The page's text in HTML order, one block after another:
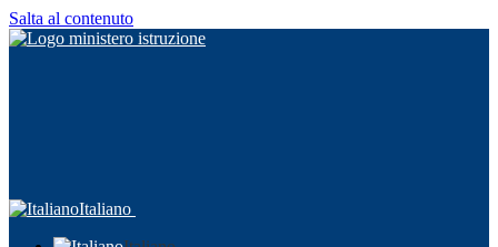
Salta al contenuto
Italiano